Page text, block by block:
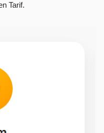
Tarif.